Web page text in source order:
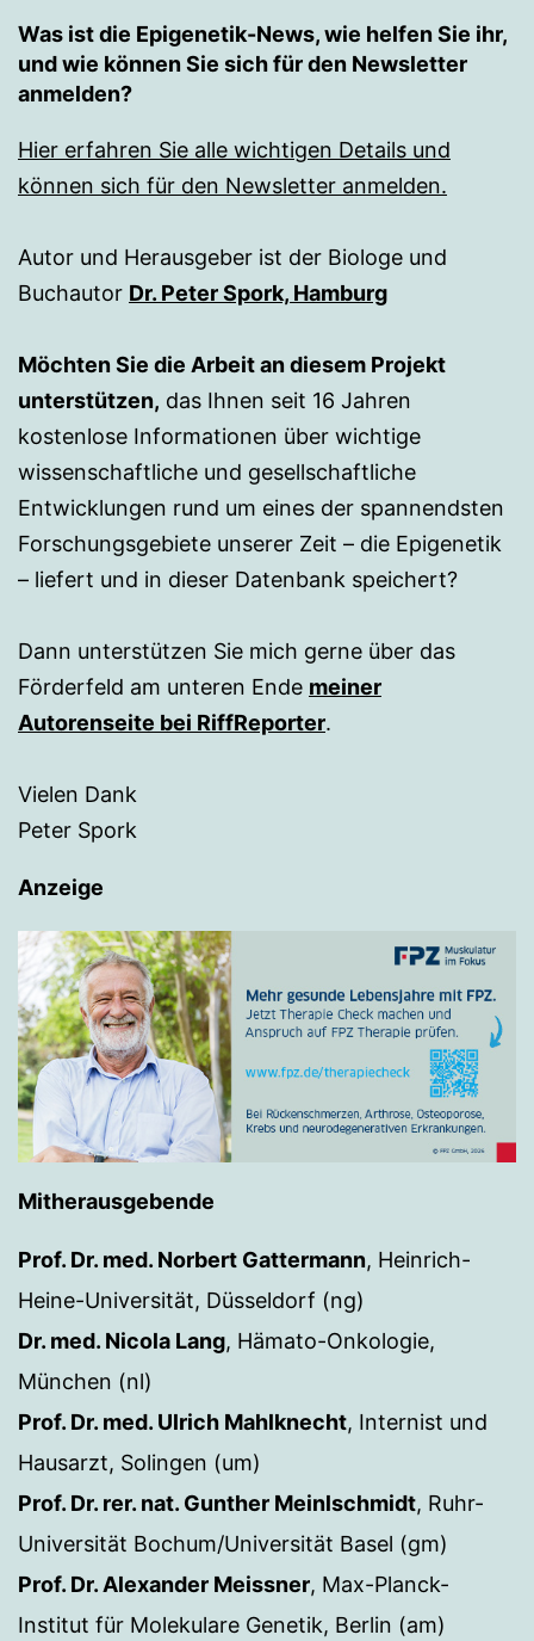
Was ist die Epigenetik-News, wie helfen Sie ihr,
und wie können Sie sich für den Newsletter
anmelden?
Hier erfahren Sie alle wichtigen Details und
können sich für den Newsletter anmelden.
Autor und Herausgeber ist der Biologe und
Buchautor Dr. Peter Spork, Hamburg
Möchten Sie die Arbeit an diesem Projekt
unterstützen, das Ihnen seit 16 Jahren
kostenlose Informationen über wichtige
wissenschaftliche und gesellschaftliche
Entwicklungen rund um eines der spannendsten
Forschungsgebiete unserer Zeit – die Epigenetik
– liefert und in dieser Datenbank speichert?
Dann unterstützen Sie mich gerne über das
Förderfeld am unteren Ende meiner
Autorenseite bei RiffReporter.
Vielen Dank
Peter Spork
Anzeige
Mitherausgebende
Prof. Dr. med. Norbert Gattermann, Heinrich-
Heine-Universität, Düsseldorf (ng)
Dr. med. Nicola Lang, Hämato-Onkologie,
München (nl)
Prof. Dr. med. Ulrich Mahlknecht, Internist und
Hausarzt, Solingen (um)
Prof. Dr. rer. nat. Gunther Meinlschmidt, Ruhr-
Universität Bochum/Universität Basel (gm)
Prof. Dr. Alexander Meissner, Max-Planck-
Institut für Molekulare Genetik, Berlin (am)